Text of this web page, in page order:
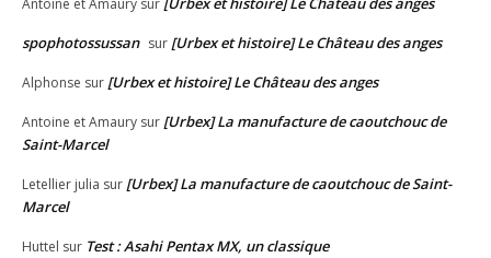
Antoine et Amaury sur
spophotossussan sur [Urbex et histoire] Le Château des anges
Alphonse sur [Urbex et histoire] Le Château des anges
Antoine et Amaury sur [Urbex] La manufacture de caoutchouc de
Saint-Marcel
Letellier julia sur [Urbex] La manufacture de caoutchouc de Saint-
Marcel
Huttel sur Test : Asahi Pentax MX, un classique